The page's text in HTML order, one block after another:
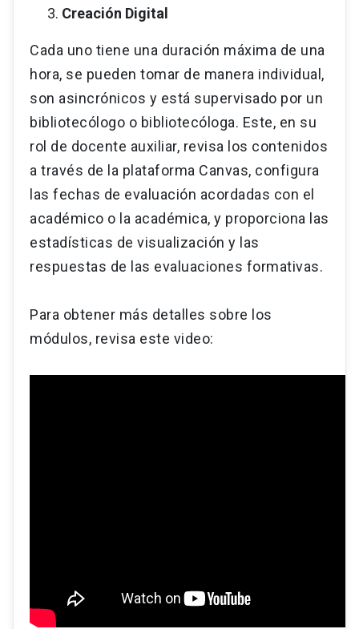
Creación Digital
Cada uno tiene una duración máxima de una
hora, se pueden tomar de manera individual,
son asincrónicos y está supervisado por un
bibliotecólogo o bibliotecóloga. Este, en su
rol de docente auxiliar, revisa los contenidos
a través de la plataforma Canvas, configura
las fechas de evaluación acordadas con el
académico o la académica, y proporciona las
estadísticas de visualización y las
respuestas de las evaluaciones formativas.
Para obtener más detalles sobre los
módulos, revisa este video: